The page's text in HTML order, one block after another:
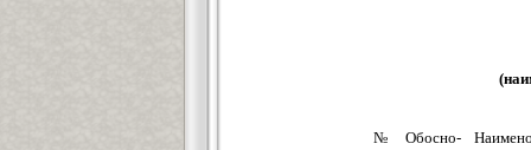
№ Обосно-